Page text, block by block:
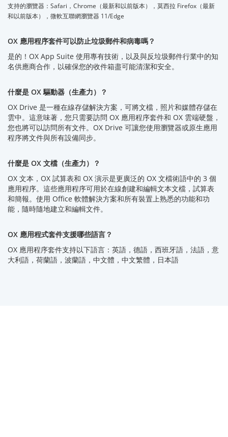
支持的瀏覽器：Safari，Chrome（最新和以前版本），莫西拉 Firefox（最新
和以前版本），微軟互聯網瀏覽器 11/Edge
OX 應用程序套件可以防止垃圾郵件和病毒嗎？
是的！OX App Suite 使用專有技術，以及與反垃圾郵件行業中的知
名供應商合作，以確保您的收件箱盡可能清潔和安全。
什麼是 OX 驅動器（生產力）？
OX Drive 是一種在線存儲解決方案，可將文檔，照片和媒體存儲在
雲中。這意味著，您只需要訪問 OX 應用程序套件和 OX 雲端硬盤，
您也將可以訪問所有文件。OX Drive 可讓您使用瀏覽器或原生應用
程序將文件與所有設備同步。
什麼是 OX 文檔（生產力）？
OX 文本，OX 試算表和 OX 演示是更廣泛的 OX 文檔術語中的 3 個
應用程序。這些應用程序可用於在線創建和編輯文本文檔，試算表
和簡報。使用 Office 軟體解決方案和所有裝置上熟悉的功能和功
能，隨時隨地建立和編輯文件。
OX 應用程式套件支援哪些語言？
OX 應用程序套件支持以下語言：英語，德語，西班牙語，法語，意
大利語，荷蘭語，波蘭語，中文體，中文繁體，日本語